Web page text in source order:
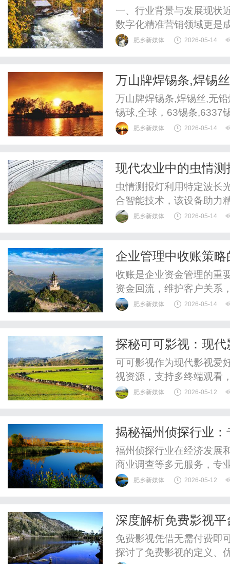
江苏网络科技行业发
一、行业背景与发展现状
数字化精准营销领域更是
随着企业数字化转型的加
发展的政策，推动企业加
肥乡新媒体 2026-05-14
万山牌焊锡条,焊锡
铅焊锡线,无铅焊锡
万山牌焊锡条,焊锡丝,无
锡球,全球，63锡条,6337
肥乡新媒体 2026-05-14
现代农业中的虫情
虫情测报灯利用特定波长
合智能技术，该设备助力
肥乡新媒体 2026-05-14
企业管理中收账策
收账是企业资金管理的重
资金回流，维护客户关系
肥乡新媒体 2026-05-14
探秘可可影视：现
可可影视作为现代影视爱
视资源，支持多终端观看
全的观影体验。
肥乡新媒体 2026-05-12
揭秘福州侦探行业
福州侦探行业在经济发展
商业调查等多元服务，专
肥乡新媒体 2026-05-12
深度解析免费影视
免费影视凭借无需付费即
探讨了免费影视的定义、